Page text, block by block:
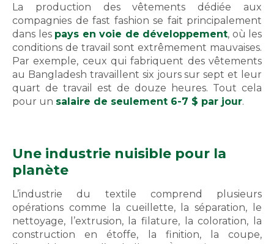
La production des vêtements dédiée aux
compagnies de fast fashion se fait principalement
dans les pays en voie de développement, où les
conditions de travail sont extrêmement mauvaises.
Par exemple, ceux qui fabriquent des vêtements
au Bangladesh travaillent six jours sur sept et leur
quart de travail est de douze heures. Tout cela
pour un salaire de seulement 6-7 $ par jour.
Une industrie nuisible pour la
planète
L’industrie du textile comprend plusieurs
opérations comme la cueillette, la séparation, le
nettoyage, l’extrusion, la filature, la coloration, la
construction en étoffe, la finition, la coupe,